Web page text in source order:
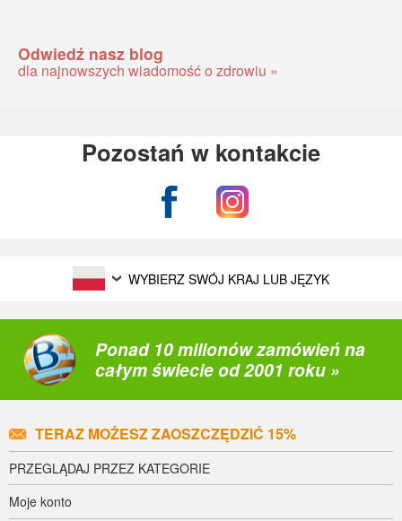
Odwiedź nasz blog
dla najnowszych wiadomość o zdrowiu »
Pozostań w kontakcie
WYBIERZ SWÓJ KRAJ LUB JĘZYK
Ponad 10 milionów zamówień na
całym świecie od 2001 roku »
TERAZ MOŻESZ ZAOSZCZĘDZIĆ 15%
PRZEGLĄDAJ PRZEZ KATEGORIE
Moje konto